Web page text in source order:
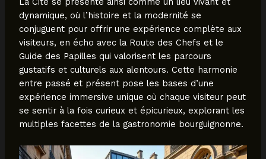
dynamique, où l’histoire et la modernité se
conjuguent pour offrir une expérience complète aux
visiteurs, en écho avec la Route des Chefs et le
Guide des Papilles qui valorisent les parcours
gustatifs et culturels aux alentours. Cette harmonie
entre passé et présent pose les bases d’une
expérience immersive unique où chaque visiteur peut
se sentir à la fois curieux et épicurieux, explorant les
multiples facettes de la gastronomie bourguignonne.